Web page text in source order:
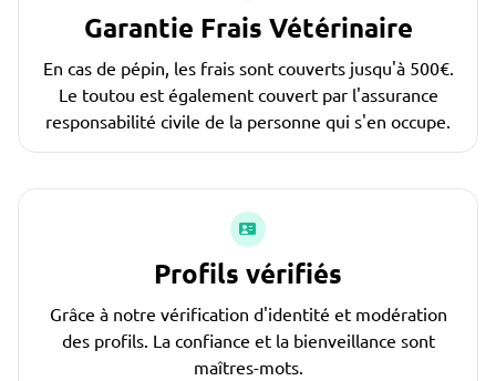
Garantie Frais Vétérinaire
En cas de pépin, les frais sont couverts jusqu'à 500€.
Le toutou est également couvert par l'assurance
responsabilité civile de la personne qui s'en occupe.
Profils vérifiés
Grâce à notre vérification d'identité et modération
des profils. La confiance et la bienveillance sont
maîtres-mots.